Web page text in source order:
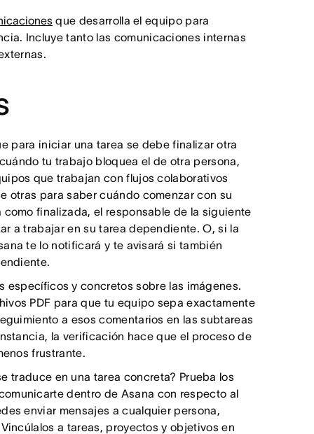
que desarrolla el equipo para
Incluye tanto las comunicaciones internas
para iniciar una tarea se debe finalizar otra
tu trabajo bloquea el de otra persona,
que trabajan con flujos colaborativos
otras para saber cuándo comenzar con su
finalizada, el responsable de la siguiente
a trabajar en su tarea dependiente. O, si la
te lo notificará y te avisará si también
y concretos sobre las imágenes.
PDF para que tu equipo sepa exactamente
a esos comentarios en las subtareas
la verificación hace que el proceso de
frustrante.
traduce en una tarea concreta? Prueba los
dentro de Asana con respecto al
enviar mensajes a cualquier persona,
a tareas, proyectos y objetivos en